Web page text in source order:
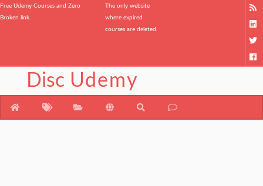
Free Udemy Courses and Zero
Broken link.
The only website
where expired
courses are deleted.
Disc Udemy